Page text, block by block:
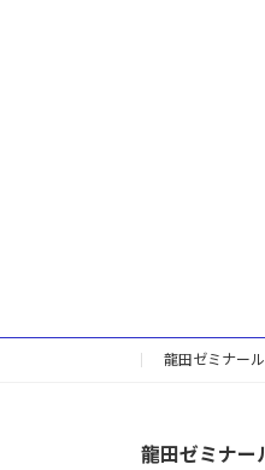
龍田ゼミナー
龍田ゼミナー